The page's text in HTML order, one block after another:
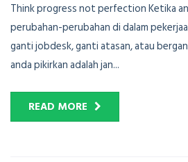
Think progress not perfection Ketika
perubahan-perubahan di dalam
ganti jobdesk, ganti atasan, atau
anda pikirkan adalah jan...
READ MORE